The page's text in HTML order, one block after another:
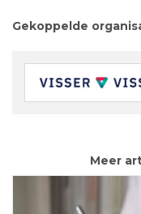
Gekoppelde
Meer